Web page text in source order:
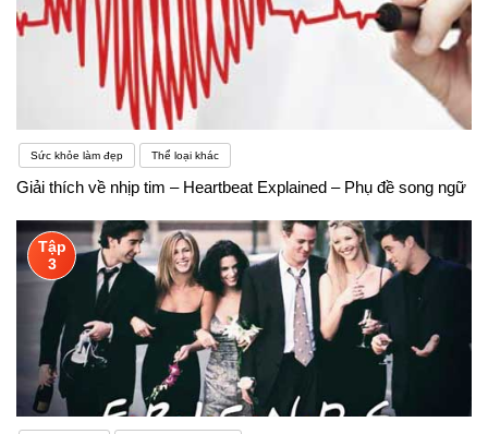
Sức khỏe làm đẹp Thể loại khác
Giải thích về nhịp tim – Heartbeat Explained – Phụ đề song ngữ
Tập
3